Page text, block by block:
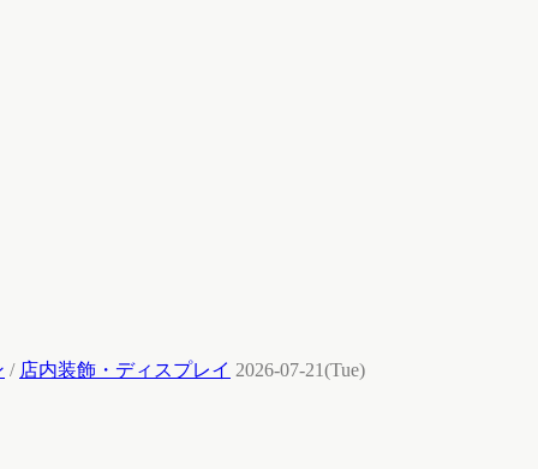
/ 店内装飾・ディスプレイ 2026-07-21(Tue)